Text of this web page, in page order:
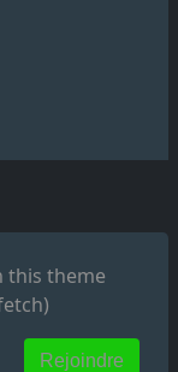
this theme
Rejoindre